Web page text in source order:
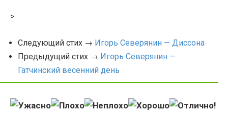
>
Следующий стих → Игорь Северянин — Диссона
Предыдущий стих → Игорь Северянин —
Гатчинский весенний день